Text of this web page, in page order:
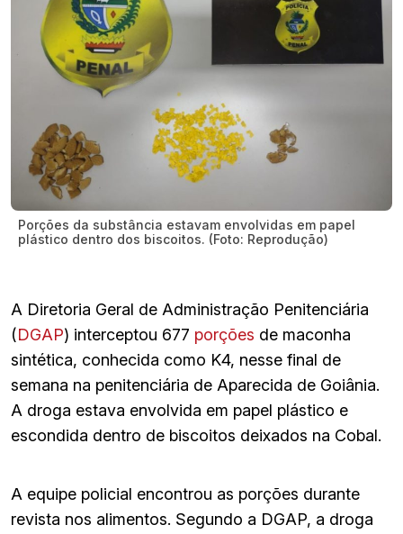
Porções da substância estavam envolvidas em papel
plástico dentro dos biscoitos. (Foto: Reprodução)
A Diretoria Geral de Administração Penitenciária
(DGAP) interceptou 677 porções de maconha
sintética, conhecida como K4, nesse final de
semana na penitenciária de Aparecida de Goiânia.
A droga estava envolvida em papel plástico e
escondida dentro de biscoitos deixados na Cobal.
A equipe policial encontrou as porções durante
revista nos alimentos. Segundo a DGAP, a droga